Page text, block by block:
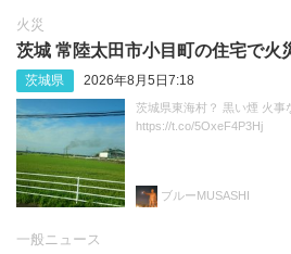
火災
茨城 常陸太田市小目町の住宅で火
茨城県 2026年8月5日7:18
茨城県東海村？ 黒い煙 火事
https://t.co/5OxeF4P3Hj
ブルーMUSASHI
一般ニュース